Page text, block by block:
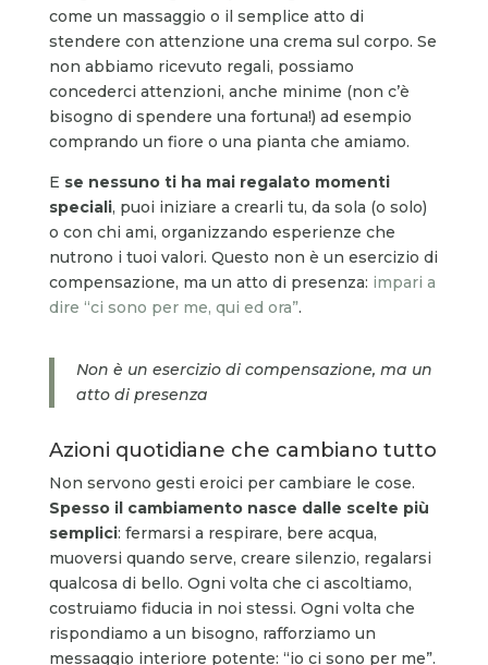
come un massaggio o il semplice atto di
stendere con attenzione una crema sul corpo. Se
non abbiamo ricevuto regali, possiamo
concederci attenzioni, anche minime (non c’è
bisogno di spendere una fortuna!) ad esempio
comprando un fiore o una pianta che amiamo.
E se nessuno ti ha mai regalato momenti
speciali, puoi iniziare a crearli tu, da sola (o solo)
o con chi ami, organizzando esperienze che
nutrono i tuoi valori. Questo non è un esercizio di
compensazione, ma un atto di presenza: impari a
dire “ci sono per me, qui ed ora”.
Non è un esercizio di compensazione, ma un
atto di presenza
Azioni quotidiane che cambiano tutto
Non servono gesti eroici per cambiare le cose.
Spesso il cambiamento nasce dalle scelte più
semplici: fermarsi a respirare, bere acqua,
muoversi quando serve, creare silenzio, regalarsi
qualcosa di bello. Ogni volta che ci ascoltiamo,
costruiamo fiducia in noi stessi. Ogni volta che
rispondiamo a un bisogno, rafforziamo un
messaggio interiore potente: “io ci sono per me”.